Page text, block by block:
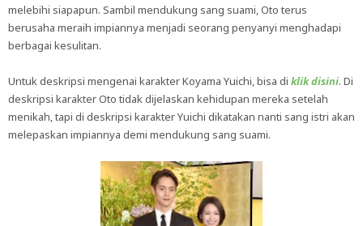
melebihi siapapun. Sambil mendukung sang suami, Oto terus
berusaha meraih impiannya menjadi seorang penyanyi menghadapi
berbagai kesulitan.
Untuk deskripsi mengenai karakter Koyama Yuichi, bisa di klik disini. Di
deskripsi karakter Oto tidak dijelaskan kehidupan mereka setelah
menikah, tapi di deskripsi karakter Yuichi dikatakan nanti sang istri akan
melepaskan impiannya demi mendukung sang suami.